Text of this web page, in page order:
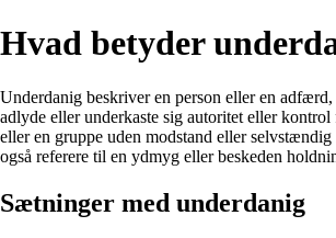
Hvad betyder
Underdanig beskriver en person eller en
adlyde eller underkaste sig autoritet eller kontrol
eller en gruppe uden modstand eller
også referere til en ydmyg eller beskeden
Sætninger med underdanig